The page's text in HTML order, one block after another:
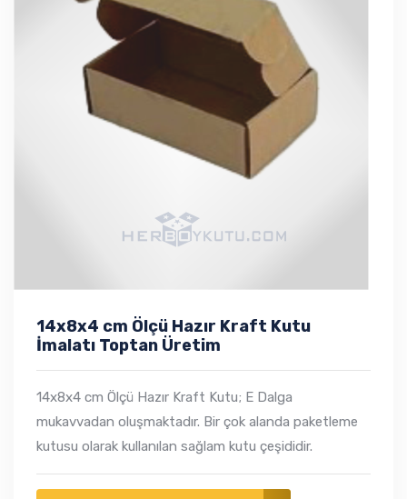
14x8x4 cm Ölçü Hazır Kraft Kutu
İmalatı Toptan Üretim
14x8x4 cm Ölçü Hazır Kraft Kutu; E Dalga
mukavvadan oluşmaktadır. Bir çok alanda paketleme
kutusu olarak kullanılan sağlam kutu çeşididir.